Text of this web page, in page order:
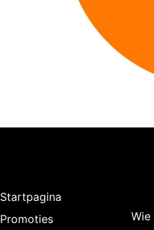
Startpagina
Promoties